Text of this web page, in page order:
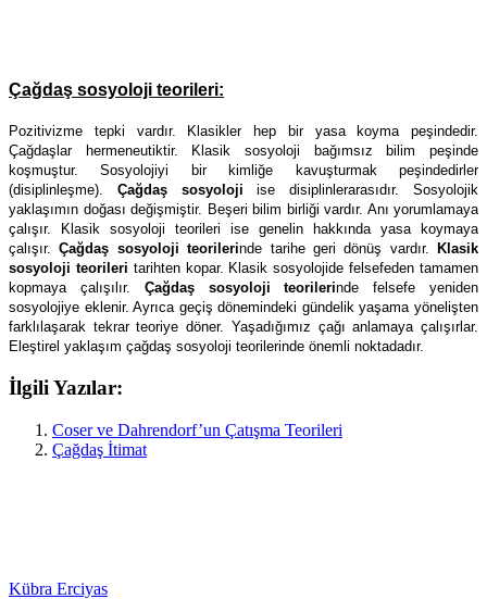
Çağdaş sosyoloji teorileri:
Pozitivizme tepki vardır. Klasikler hep bir yasa koyma peşindedir.
Çağdaşlar hermeneutiktir. Klasik sosyoloji bağımsız bilim peşinde
koşmuştur. Sosyolojiyi bir kimliğe kavuşturmak peşindedirler
(disiplinleşme). Çağdaş sosyoloji ise disiplinlerarasıdır. Sosyolojik
yaklaşımın doğası değişmiştir. Beşeri bilim birliği vardır. Anı yorumlamaya
çalışır. Klasik sosyoloji teorileri ise genelin hakkında yasa koymaya
çalışır.Çağdaş sosyoloji teorilerinde tarihe geri dönüş vardır. Klasik
sosyoloji teorileri tarihten kopar. Klasik sosyolojide felsefeden tamamen
kopmaya çalışılır. Çağdaş sosyoloji teorilerinde felsefe yeniden
sosyolojiye eklenir. Ayrıca geçiş dönemindeki gündelik yaşama yönelişten
farklılaşarak tekrar teoriye döner. Yaşadığımız çağı anlamaya çalışırlar.
Eleştirel yaklaşım çağdaş sosyoloji teorilerinde önemli noktadadır.
İlgili Yazılar:
Coser ve Dahrendorf’un Çatışma Teorileri
Çağdaş İtimat
Kübra Erciyas